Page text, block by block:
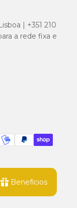
| +351 210
a rede fixa e
Benefícios